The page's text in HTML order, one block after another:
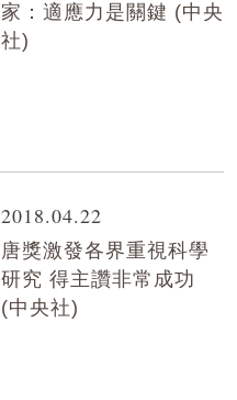
家：適應力是關鍵 (中央
社)
2018.04.22
唐獎激發各界重視科學
研究 得主讚非常成功
(中央社)